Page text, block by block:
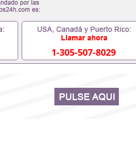
么材料551190476办理假毕业证在国
怎么办理毕业证,没毕业可以办学历认
为递交材料不齐而被拒之门外
了不想读了,成绩不理想毕不了业怎
如何办理本科/硕士毕业证
国外本科毕业证怎么办理
哪里可以办理水印成绩单551190476
假文凭网上能查到吗551190476 如
国外毕业证去哪认证QQ微信
回国证明QQ微信551190476爱尔兰留
1-305-507-8029